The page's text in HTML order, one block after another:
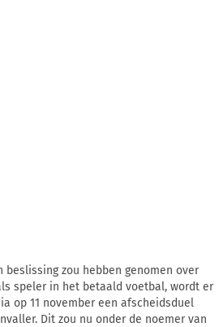
beslissing zou hebben genomen over
speler in het betaald voetbal, wordt er
op 11 november een afscheidsduel
Dit zou nu onder de noemer van